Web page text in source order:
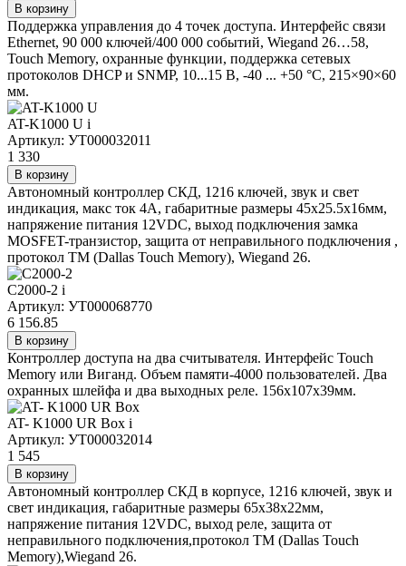
В корзину
Поддержка управления до 4 точек доступа. Интерфейс связи
Ethernet, 90 000 ключей/400 000 событий, Wiegand 26…58,
Touch Memory, охранные функции, поддержка сетевых
протоколов DHCP и SNMP, 10...15 В, -40 ... +50 °C, 215×90×60
мм.
AT-K1000 U i
Артикул: УТ000032011
1 330
В корзину
Автономный контроллер СКД, 1216 ключей, звук и свет
индикация, макс ток 4А, габаритные размеры 45x25.5x16мм,
напряжение питания 12VDC, выход подключения замка
MOSFET-транзистор, защита от неправильного подключения ,
протокол TM (Dallas Touch Memory), Wiegand 26.
С2000-2 i
Артикул: УТ000068770
6 156.85
В корзину
Контроллер доступа на два считывателя. Интерфейс Touch
Memory или Виганд. Объем памяти-4000 пользователей. Два
охранных шлейфа и два выходных реле. 156х107х39мм.
AT- K1000 UR Box i
Артикул: УТ000032014
1 545
В корзину
Автономный контроллер СКД в корпусе, 1216 ключей, звук и
свет индикация, габаритные размеры 65x38x22мм,
напряжение питания 12VDC, выход реле, защита от
неправильного подключения,протокол TM (Dallas Touch
Memory),Wiegand 26.